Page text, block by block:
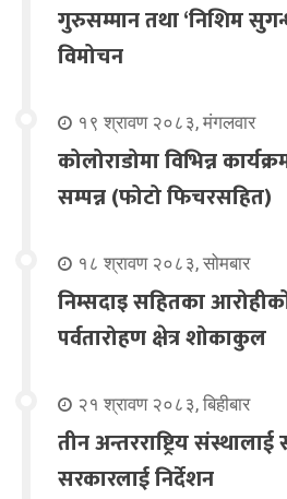
गुरुसम्मान तथा ‘निशिम
विमोचन
१९ श्रावण २०८३, मंगलवार
कोलोराडोमा विभिन्न
सम्पन्न (फोटो फिचरसहित)
१८ श्रावण २०८३, सोमबार
निम्सदाइ सहितका
पर्वतारोहण क्षेत्र शोकाकुल
२१ श्रावण २०८३, बिहीबार
तीन अन्तरराष्ट्रिय संस्थालाई
सरकारलाई निर्देशन